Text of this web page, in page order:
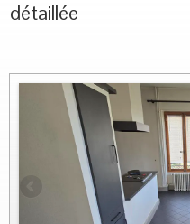
Nos agences
Notre région
Vous Vendez
Nous contacter
détaillée